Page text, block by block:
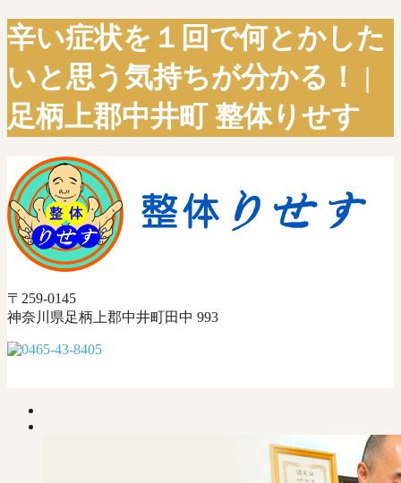
辛い症状を１回で何とかした
いと思う気持ちが分かる！ |
足柄上郡中井町 整体りせす
〒259-0145
神奈川県足柄上郡中井町田中 993